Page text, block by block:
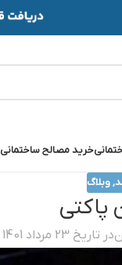
خرید مصالح ساختمانی
,وبلاگ
در تاریخ 23 مرداد 1401